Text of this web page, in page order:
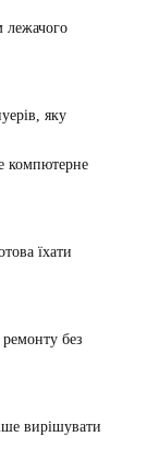
лежачого
яку
компютерне
їхати
без
вирішувати